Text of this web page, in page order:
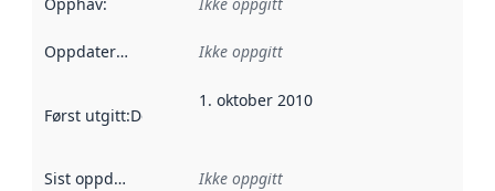
Oppdateringsfrekvens :
Ikke oppgitt
Først utgitt:Denne datoen sier når dataene i dette
1. oktober 2010
Sist oppdatert Ikke oppgitt